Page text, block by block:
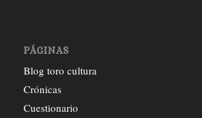
PÁGINAS
Blog toro cultura
Crónicas
Cuestionario